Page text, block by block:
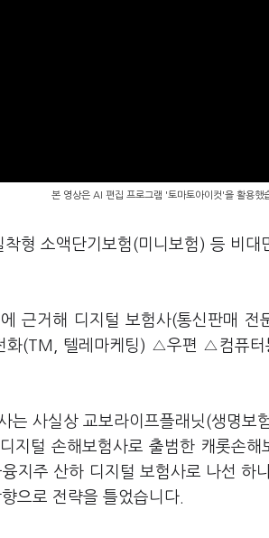
본 영상은 AI 편집 프로그램 '토마토아이컷'을 활용했
형 소액단기보험(미니보험) 등 비
근거해 디지털 보험사(통신판매
(TM, 텔레마케팅) △우편 △컴퓨터
는 사실상 교보라이프플래닛(생명보
지털 손해보험사로 출범한 캐롯손
지주 산하 디지털 보험사로 나선 하
으로 전략을 틀었습니다.